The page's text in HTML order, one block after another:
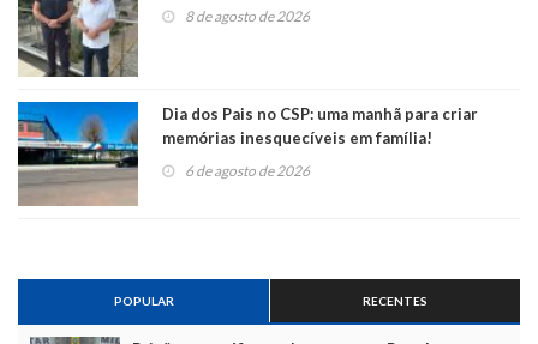
8 de agosto de 2026
Dia dos Pais no CSP: uma manhã para criar
memórias inesquecíveis em família!
6 de agosto de 2026
POPULAR RECENTES